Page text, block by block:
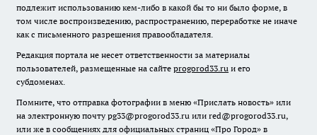
подлежит использованию кем-либо в какой бы то ни было форме, в
том числе воспроизведению, распространению, переработке не иначе
как с письменного разрешения правообладателя.
Редакция портала не несет ответственности за материалы
пользователей, размещенные на сайте progorod33.ru и его
субдоменах.
Помните, что отправка фотографии в меню «Прислать новость» или
на электронную почту pg33@progorod33.ru или red@progorod33.ru,
или же в сообщениях для официальных страниц «Про Город» в